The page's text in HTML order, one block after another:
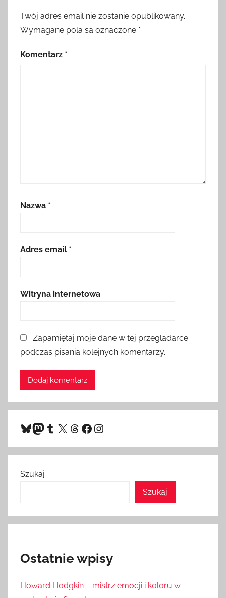
Twój adres email nie zostanie opublikowany.
Wymagane pola są oznaczone *
Komentarz *
Nazwa *
Adres email *
Witryna internetowa
Zapamiętaj moje dane w tej przeglądarce
podczas pisania kolejnych komentarzy.
Bluesky
Mastodon
Tumblr
X Threads
Facebook
Instagram
Szukaj
Szukaj
Ostatnie wpisy
Howard Hodgkin – mistrz emocji i koloru w